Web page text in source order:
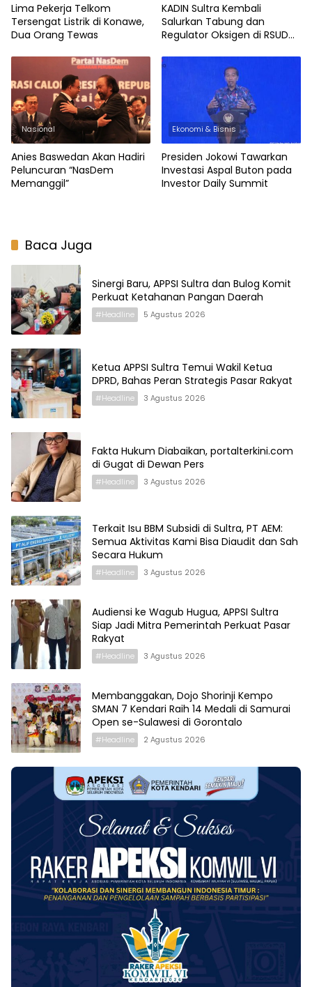
Lima Pekerja Telkom
Tersengat Listrik di Konawe,
Dua Orang Tewas
KADIN Sultra Kembali
Salurkan Tabung dan
Regulator Oksigen di RSUD
Nasional
Anies Baswedan Akan Hadiri
Peluncuran “NasDem
Memanggil”
Ekonomi & Bisnis
Presiden Jokowi Tawarkan
Investasi Aspal Buton pada
Investor Daily Summit
Baca Juga
Sinergi Baru, APPSI Sultra dan Bulog Komit
Perkuat Ketahanan Pangan Daerah
#Headline 5 Agustus 2026
Ketua APPSI Sultra Temui Wakil Ketua
DPRD, Bahas Peran Strategis Pasar Rakyat
#Headline 3 Agustus 2026
Fakta Hukum Diabaikan, portalterkini.com
di Gugat di Dewan Pers
#Headline 3 Agustus 2026
Terkait Isu BBM Subsidi di Sultra, PT AEM:
Semua Aktivitas Kami Bisa Diaudit dan Sah
Secara Hukum
#Headline 3 Agustus 2026
Audiensi ke Wagub Hugua, APPSI Sultra
Siap Jadi Mitra Pemerintah Perkuat Pasar
Rakyat
#Headline 3 Agustus 2026
Membanggakan, Dojo Shorinji Kempo
SMAN 7 Kendari Raih 14 Medali di Samurai
Open se-Sulawesi di Gorontalo
#Headline 2 Agustus 2026